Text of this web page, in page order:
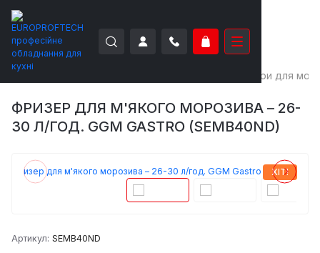
EUROPROFTECH Фрізери для
ФРИЗЕР ДЛЯ М'ЯКОГО МОРОЗИВА – 26-
30 Л/ГОД. GGM GASTRO (SEMB40ND)
ХІТ!
Артикул: SEMB40ND